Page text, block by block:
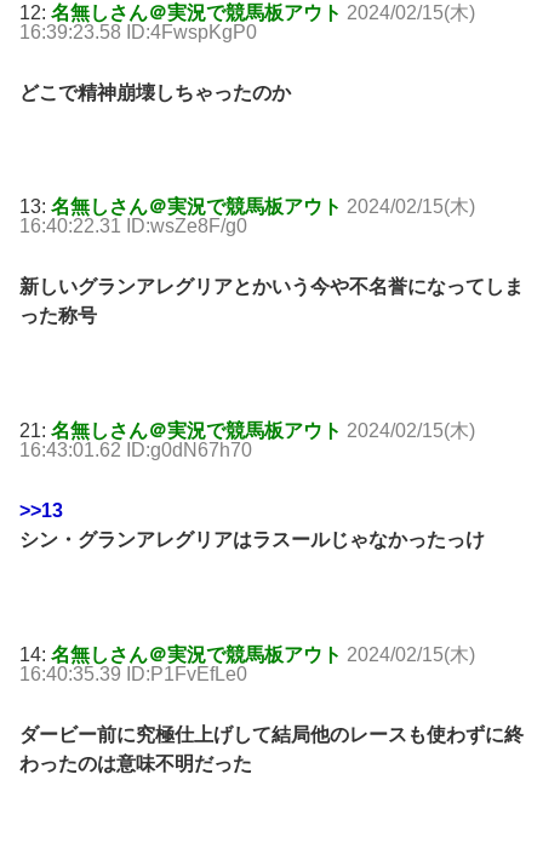
12: 名無しさん＠実況で競馬板アウト 2024/02/15(木)
16:39:23.58 ID:4FwspKgP0
どこで精神崩壊しちゃったのか
13: 名無しさん＠実況で競馬板アウト 2024/02/15(木)
16:40:22.31 ID:wsZe8F/g0
新しいグランアレグリアとかいう今や不名誉になってしま
った称号
21: 名無しさん＠実況で競馬板アウト 2024/02/15(木)
16:43:01.62 ID:g0dN67h70
>>13
シン・グランアレグリアはラスールじゃなかったっけ
14: 名無しさん＠実況で競馬板アウト 2024/02/15(木)
16:40:35.39 ID:P1FvEfLe0
ダービー前に究極仕上げして結局他のレースも使わずに終
わったのは意味不明だった